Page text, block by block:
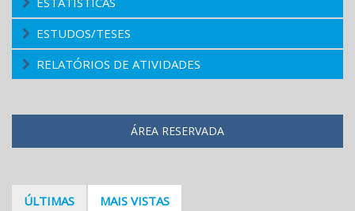
ESTUDOS/TESES
RELATÓRIOS DE ATIVIDADES
ÁREA RESERVADA
ÚLTIMAS MAIS VISTAS